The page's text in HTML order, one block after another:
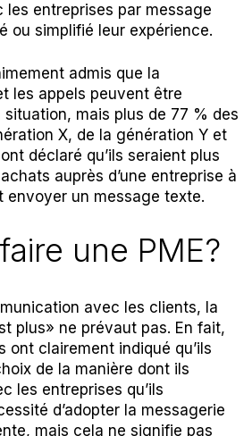
les entreprises par message
ou simplifié leur expérience.
admis que la
les appels peuvent être
situation, mais plus de 77 % des
X, de la génération Y et
déclaré qu’ils seraient plus
auprès d’une entreprise à
envoyer un message texte.
une PME?
avec les clients, la
plus» ne prévaut pas. En fait,
ont clairement indiqué qu’ils
de la manière dont ils
les entreprises qu’ils
d’adopter la messagerie
mais cela ne signifie pas